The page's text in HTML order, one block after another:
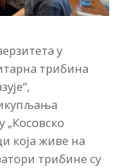
у
трибина
„Косовско
која живе на
трибине су